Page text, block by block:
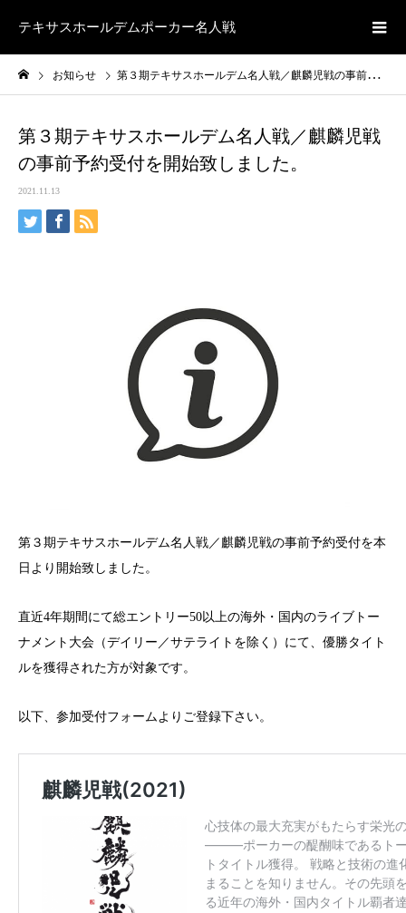
テキサスホールデムポーカー名人戦
お知らせ 第３期テキサスホールデム名人戦／麒麟児戦の事前予約受付を開始致しました。
第３期テキサスホールデム名人戦／麒麟児戦
の事前予約受付を開始致しました。
2021.11.13
第３期テキサスホールデム名人戦／麒麟児戦の事前予約受付を本
日より開始致しました。
直近4年期間にて総エントリー50以上の海外・国内のライブトー
ナメント大会（デイリー／サテライトを除く）にて、優勝タイト
ルを獲得された方が対象です。
以下、参加受付フォームよりご登録下さい。